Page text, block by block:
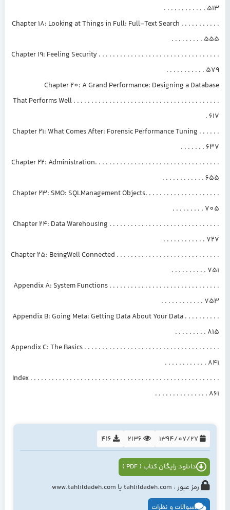
. . . . . . . . . . . . 513
Chapter 18: Looking at Things in Full: Full-Text Search . . . . . . . . . . .
. . . . . . . . . 555
Chapter 19: Feeling Security . . . . . . . . . . . . . . . . . . . . . . . . . . . . . . . . . .
. . . . . . . . . . . 579
Chapter 20: A Grand Performance: Designing a Database
That Performs Well . . . . . . . . . . . . . . . . . . . . . . . . . . . . . . . . . . . . . . . . .
. 617
Chapter 21: What Comes After: Forensic Performance Tuning . . . . . .
. . . . . . . 637
Chapter 22: Administration. . . . . . . . . . . . . . . . . . . . . . . . . . . . . . . . . . .
. . . . . . . . . . . . 655
Chapter 23: SMO: SQLManagement Objects. . . . . . . . . . . . . . . . . . . . .
. . . . . . . . . 705
Chapter 24: Data Warehousing . . . . . . . . . . . . . . . . . . . . . . . . . . . . . . .
. . . . . . . . . . . . 727
Chapter 25: BeingWell Connected . . . . . . . . . . . . . . . . . . . . . . . . . . . . .
. . . . . . . . . . 751
Appendix A: System Functions . . . . . . . . . . . . . . . . . . . . . . . . . . . . . . .
. . . . . . . . . . . . 753
Appendix B: Going Meta: Getting Data About Your Data . . . . . . . . . .
. . . . . . . . . 815
Appendix C: The Basics . . . . . . . . . . . . . . . . . . . . . . . . . . . . . . . . . . . . . .
. . . . . . . . . . . . 841
Index . . . . . . . . . . . . . . . . . . . . . . . . . . . . . . . . . . . . . . . . . . . . . . . . . . . . .
. . . . . . . . . . . . . . . 861
1394/07/27
416
دانلود رایگان کتاب ( PDF )
رمز عبور : tahlildadeh.com یا www.tahlildadeh.com
سوالات و نظرات